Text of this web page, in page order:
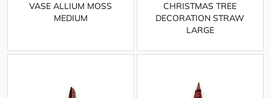
VASE ALLIUM MOSS
MEDIUM
CHRISTMAS TREE
DECORATION STRAW
LARGE